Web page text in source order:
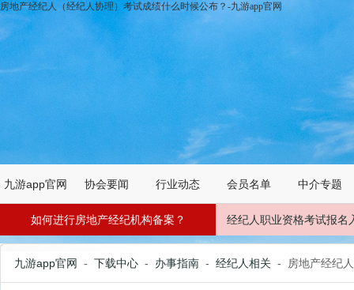
房地产经纪人（经纪人协理）考试成绩什么时候公布？-九游app官网
九游app官网 协会要闻 行业动态 会员名单 中介专题
如何进行房地产经纪机构备案？ 经纪人职业资格考试报名
九游app官网 - 下载中心 - 办事指南 - 经纪人相关 - 房地产经纪